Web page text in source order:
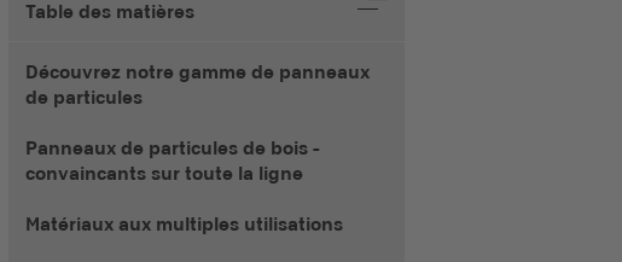
Table des matières
Découvrez notre gamme de panneaux
de particules
Panneaux de particules de bois -
convaincants sur toute la ligne
Matériaux aux multiples utilisations